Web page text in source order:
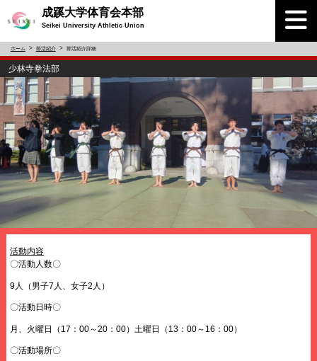
成蹊大学体育会本部
Seikei University Athletic Union
ホーム 部活紹介 部活紹介詳細
少林寺拳法部
活動内容
〇活動人数〇
9人（男子7人、女子2人）
〇活動日時〇
月、火曜日（17：00～20：00）土曜日（13：00～16：00）
〇活動場所〇